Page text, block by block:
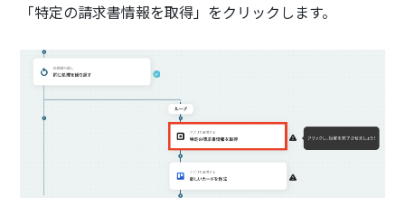
「特定の請求書情報を取得」をクリックします。